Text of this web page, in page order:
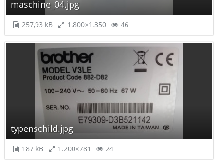
maschine_04.jpg
257,93 kB 1.800×1.350 46
typenschild.jpg
187 kB 1.200×781 24